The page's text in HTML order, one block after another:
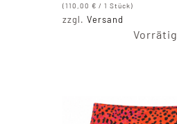
(110,00€ / 1 Stück)
zzgl.Versand
Vorrätig